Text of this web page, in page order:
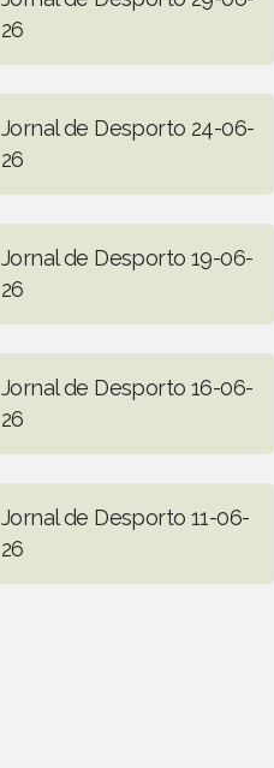
26
Jornal de Desporto 24-06-
26
Jornal de Desporto 19-06-
26
Jornal de Desporto 16-06-
26
Jornal de Desporto 11-06-
26